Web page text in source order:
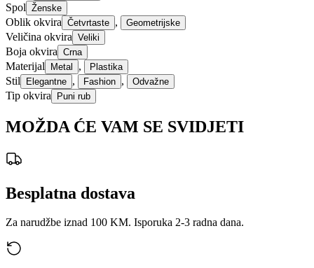
Spol Ženske
Oblik okvira Četvrtaste , Geometrijske
Veličina okvira Veliki
Boja okvira Crna
Materijal Metal , Plastika
Stil Elegantne , Fashion , Odvažne
Tip okvira Puni rub
MOŽDA ĆE VAM SE SVIDJETI
Besplatna dostava
Za narudžbe iznad 100 KM. Isporuka 2-3 radna dana.